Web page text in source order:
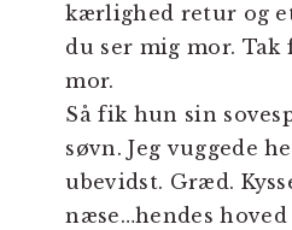
kærlighed retur og
du ser mig mor.
mor.
Så fik hun sin
søvn. Jeg vuggede
ubevidst. Græd.
næse…hendes